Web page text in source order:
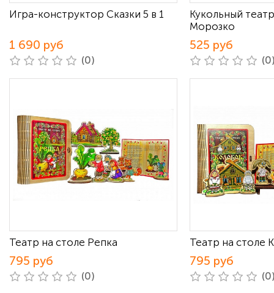
Игра-конструктор Сказки 5 в 1
1 690 руб
(0)
Кукольный
Морозко
525 руб
Театр на столе Репка
795 руб
(0)
Театр на столе
795 руб